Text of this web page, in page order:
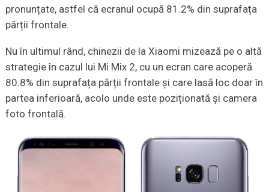
pronunțate, astfel că ecranul ocupă 81.2% din suprafața
părții frontale.
Nu în ultimul rând, chinezii de la Xiaomi mizează pe o altă
strategie în cazul lui Mi Mix 2, cu un ecran care acoperă
80.8% din suprafața părții frontale și care lasă loc doar în
partea inferioară, acolo unde este poziționată și camera
foto frontală.